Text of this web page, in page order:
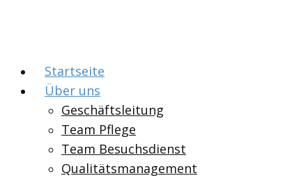
Startseite
Über uns
Geschäftsleitung
Team Pflege
Team Besuchsdienst
Qualitätsmanagement